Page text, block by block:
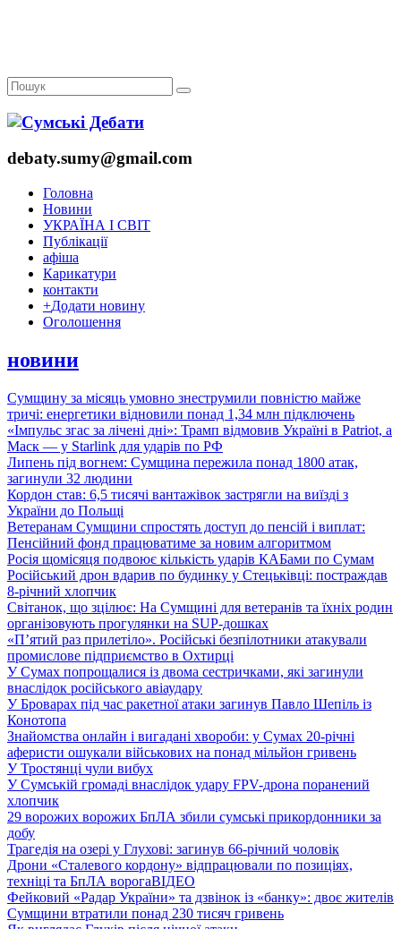
debaty.sumy@gmail.com
Головна
Новини
УКРАЇНА І СВІТ
Публікації
афіша
Карикатури
контакти
+Додати новину
Оголошення
новини
Сумщину за місяць умовно знеструмили повністю майже
тричі: енергетики відновили понад 1,34 млн підключень
«Імпульс згас за лічені дні»: Трамп відмовив Україні в Patriot, а
Маск — у Starlink для ударів по РФ
Липень під вогнем: Сумщина пережила понад 1800 атак,
загинули 32 людини
Кордон став: 6,5 тисячі вантажівок застрягли на виїзді з
України до Польщі
Ветеранам Сумщини спростять доступ до пенсій і виплат:
Пенсійний фонд працюватиме за новим алгоритмом
Росія щомісяця подвоює кількість ударів КАБами по Сумам
Російський дрон вдарив по будинку у Стецьківці: постраждав
8-річний хлопчик
Світанок, що зцілює: На Сумщині для ветеранів та їхніх родин
організовують прогулянки на SUP-дошках
«П’ятий раз прилетіло». Російські безпілотники атакували
промислове підприємство в Охтирці
У Сумах попрощалися із двома сестричками, які загинули
внаслідок російського авіаудару
У Броварах під час ракетної атаки загинув Павло Шепіль із
Конотопа
Знайомства онлайн і вигадані хвороби: у Сумах 20-річні
аферисти ошукали військових на понад мільйон гривень
У Тростянці чули вибух
У Сумській громаді внаслідок удару FPV-дрона поранений
хлопчик
29 ворожих ворожих БпЛА збили сумські прикордонники за
добу
Трагедія на озері у Глухові: загинув 66-річний чоловік
Дрони «Сталевого кордону» відпрацювали по позиціях,
техніці та БпЛА ворогаВІДЕО
Фейковий «Радар України» та дзвінок із «банку»: двоє жителів
Сумщини втратили понад 230 тисяч гривень